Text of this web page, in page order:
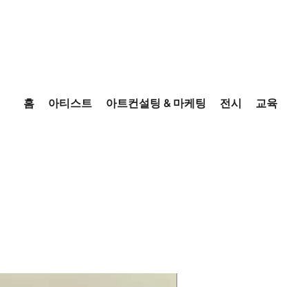
홈 아티스트 아트컨설팅 & 마케팅 전시 교육